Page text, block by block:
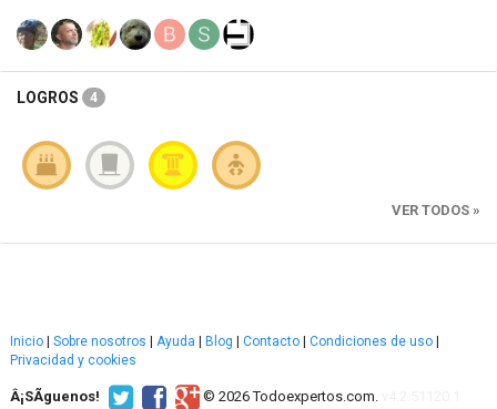
LOGROS 4
VER TODOS »
Inicio | Sobre nosotros | Ayuda | Blog | Contacto | Condiciones de uso |
Privacidad y cookies
Â¡SÃ­guenos! © 2026 Todoexpertos.com.